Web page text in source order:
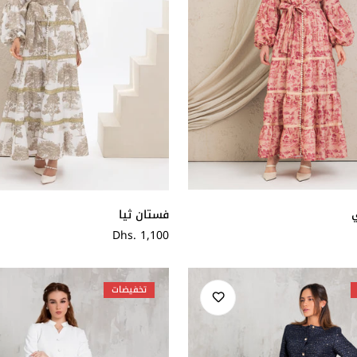
فستان ثيا
سعر
Dhs. 1,100
تخفيضات